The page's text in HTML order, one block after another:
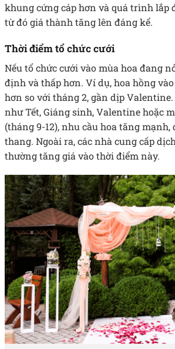
khung cứng cáp hơn và quá trình lắp
từ đó giá thành tăng lên đáng kể.
Thời điểm tổ chức cưới
Nếu tổ chức cưới vào mùa hoa đang
định và thấp hơn. Ví dụ, hoa hồng
hơn so với tháng 2, gần dịp
như Tết, Giáng sinh, Valentine hoặc
(tháng 9-12), nhu cầu hoa tăng mạnh,
thang. Ngoài ra, các nhà cung cấp
thường tăng giá vào thời điểm này.